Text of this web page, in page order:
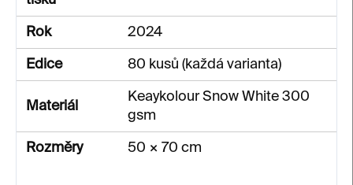
Rok 2024
Edice 80 kusů (každá varianta)
Materiál
Keaykolour Snow White 300
gsm
Rozměry 50 × 70 cm